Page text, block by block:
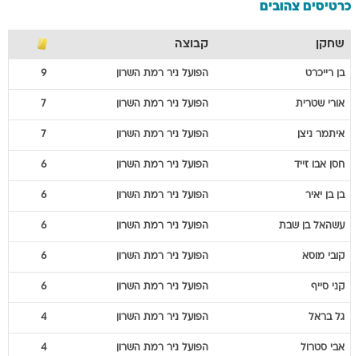
כרטיסים צהובים
שחקן קבוצה
בן רייכרט הפועל ניר רמת השרון 9
אורי שטרית הפועל ניר רמת השרון 7
איתמר ניצן הפועל ניר רמת השרון 7
חסן אבו זייד הפועל ניר רמת השרון 6
בן בן יאיר הפועל ניר רמת השרון 6
עשהאל בן שבת הפועל ניר רמת השרון 6
קובי מוסא הפועל ניר רמת השרון 6
קני סייף הפועל ניר רמת השרון 6
גל בראל הפועל ניר רמת השרון 4
אבי סטרול הפועל ניר רמת השרון 4